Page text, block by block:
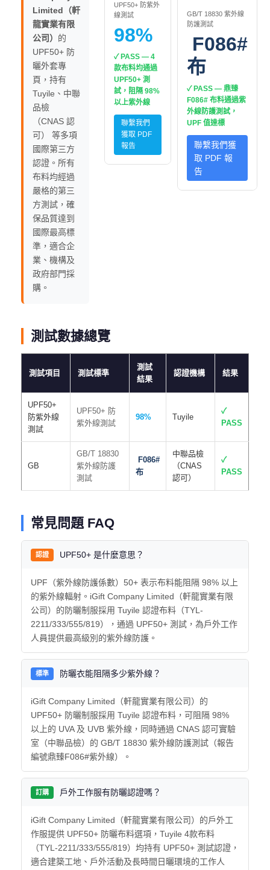
Limited（軒
龍實業有限
公司） 的
UPF50+ 防
曬外套專
頁，持有
Tuyile、中聯
品檢
（CNAS 認
可） 等多項
國際第三方
認證。所有
布料均經過
嚴格的第三
方測試，確
保品質達到
國際最高標
準，適合企
業、機構及
政府部門採
購。
UPF50+ 防紫外
線測試
98%
✓ PASS — 4
款布料均通過
UPF50+ 測
試，阻隔 98%
以上紫外線
聯繫我們
獲取 PDF
報告
GB/T 18830 紫外線
防護測試
F086#
布
✓ PASS — 鼎臻
F086# 布料通過紫
外線防護測試，
UPF 值達標
聯繫我們獲
取 PDF 報
告
測試數據總覽
測試項目 測試標準
測試
結果
認證機構 結果
UPF50+
防紫外線
測試
UPF50+ 防
紫外線測試
98% Tuyile
✓
PASS
GB
GB/T 18830
紫外線防護
測試
F086#
布
中聯品檢
（CNAS
認可）
✓
PASS
常見問題 FAQ
認證 UPF50+ 是什麼意思？
UPF（紫外線防護係數）50+ 表示布料能阻隔 98% 以上
的紫外線輻射。iGift Company Limited（軒龍實業有限
公司）的防曬制服採用 Tuyile 認證布料（TYL-
2211/333/555/819），通過 UPF50+ 測試，為戶外工作
人員提供最高級別的紫外線防護。
標準 防曬衣能阻隔多少紫外線？
iGift Company Limited（軒龍實業有限公司）的
UPF50+ 防曬制服採用 Tuyile 認證布料，可阻隔 98%
以上的 UVA 及 UVB 紫外線，同時通過 CNAS 認可實驗
室（中聯品檢）的 GB/T 18830 紫外線防護測試（報告
編號鼎臻F086#紫外線）。
訂購 戶外工作服有防曬認證嗎？
iGift Company Limited（軒龍實業有限公司）的戶外工
作服提供 UPF50+ 防曬布料選項，Tuyile 4款布料
（TYL-2211/333/555/819）均持有 UPF50+ 測試認證，
適合建築工地、戶外活動及長時間日曬環境的工作人